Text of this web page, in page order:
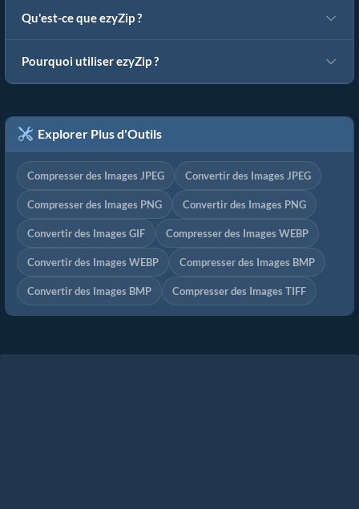
Qu'est-ce que ezyZip ?
Pourquoi utiliser ezyZip ?
Explorer Plus d'Outils
Compresser des Images JPEG Convertir des Images JPEG
Compresser des Images PNG Convertir des Images PNG
Convertir des Images GIF Compresser des Images WEBP
Convertir des Images WEBP Compresser des Images BMP
Convertir des Images BMP Compresser des Images TIFF